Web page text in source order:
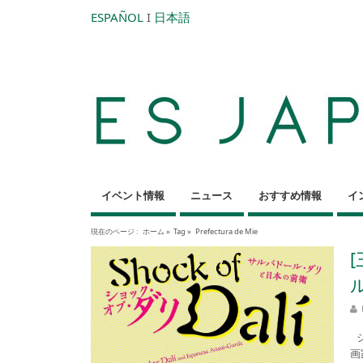
ESPAÑOL I 日本語
イベント情報 ニュース おすすめ情報 イ
現在のページ : ホーム » Tag » Prefectura de Mie
[